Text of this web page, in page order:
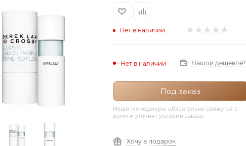
Нет в наличии
Нет в наличии Нашли дешевле?
Под заказ
Наши менеджеры обязательно свяжутся с
вами и уточнят условия заказа
Хочу в подарок